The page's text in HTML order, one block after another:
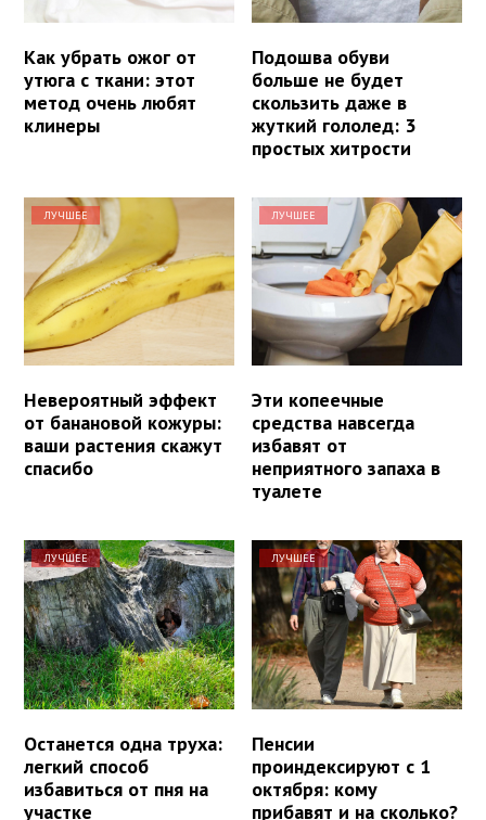
Как убрать ожог от
утюга с ткани: этот
метод очень любят
клинеры
Подошва обуви
больше не будет
скользить даже в
жуткий гололед: 3
простых хитрости
ЛУЧШЕЕ
Невероятный эффект
от банановой кожуры:
ваши растения скажут
спасибо
ЛУЧШЕЕ
Эти копеечные
средства навсегда
избавят от
неприятного запаха в
туалете
ЛУЧШЕЕ
Останется одна труха:
легкий способ
избавиться от пня на
участке
ЛУЧШЕЕ
Пенсии
проиндексируют с 1
октября: кому
прибавят и на сколько?